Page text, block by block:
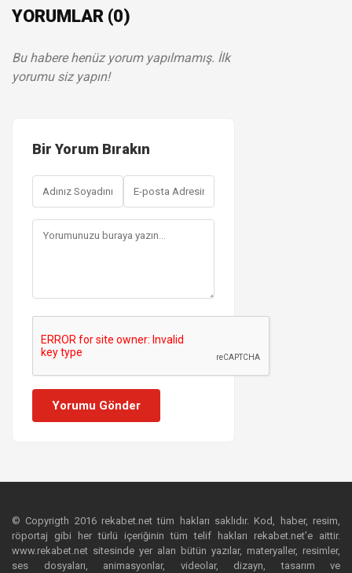
YORUMLAR (0)
Bu habere henüz yorum yapılmamış. İlk
yorumu siz yapın!
Bir Yorum Bırakın
Yorumu Gönder
© Copyrigth 2016 rekabet.net tüm hakları saklıdır. Kod, haber, resim,
röportaj gibi her türlü içeriğinin tüm telif hakları rekabet.net’e aittir.
www.rekabet.net sitesinde yer alan bütün yazılar, materyaller, resimler,
ses dosyaları, animasyonlar, videolar, dizayn, tasarım ve